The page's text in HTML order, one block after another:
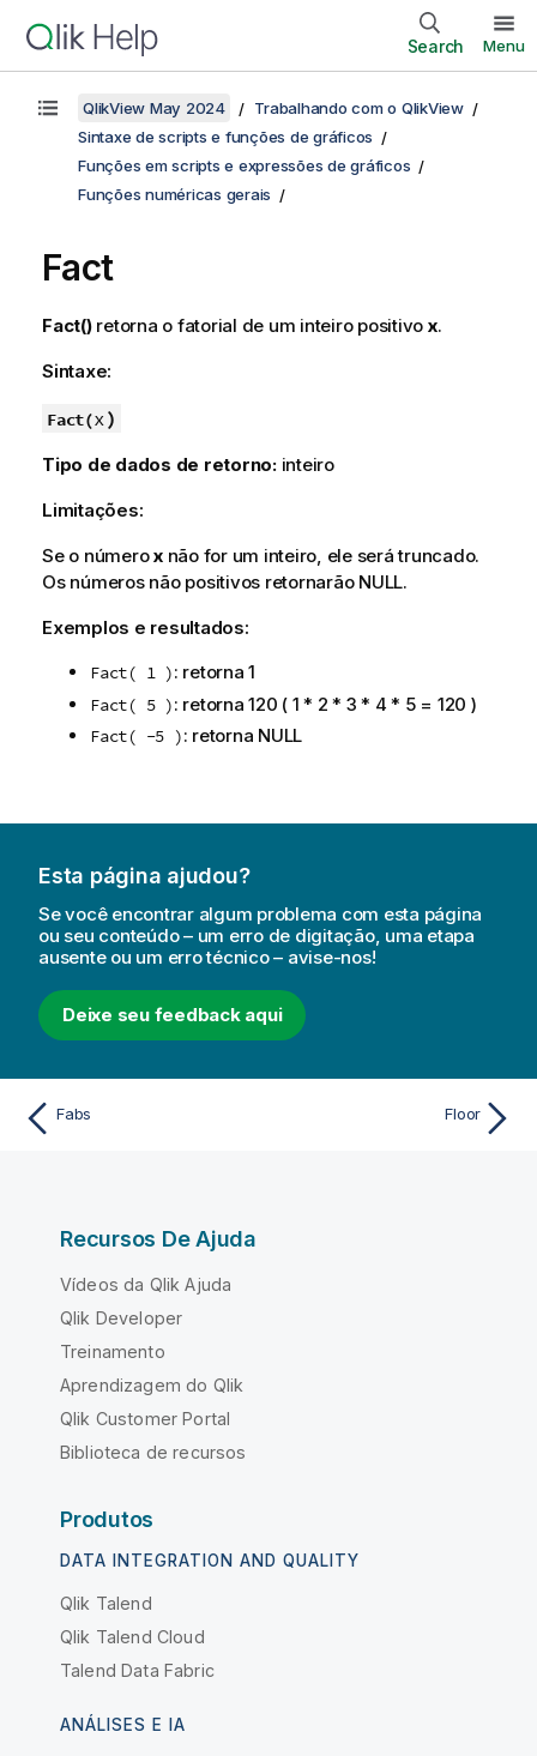
Search Menu
QlikView May 2024
Trabalhando com o QlikView
Sintaxe de scripts e funções de gráficos
Funções em scripts e expressões de gráficos
Funções numéricas gerais
Fact
Fact()retorna o fatorial de um inteiro positivo x.
Sintaxe:
Fact(x)
Tipo de dados de retorno: inteiro
Limitações:
Se o númeroxnão for um inteiro, ele será truncado.
Os números não positivos retornarão NULL.
Exemplos e resultados:
Fact( 1 ): retorna 1
Fact( 5 ): retorna 120 ( 1 * 2 * 3 * 4 * 5 = 120 )
Fact( -5 ): retorna NULL
Esta página ajudou?
Se você encontrar algum problema com esta página
ou seu conteúdo – um erro de digitação, uma etapa
ausente ou um erro técnico – avise-nos!
Deixe seu feedback aqui
Fabs Floor
Recursos De Ajuda
Vídeos da Qlik Ajuda
Qlik Developer
Treinamento
Aprendizagem do Qlik
Qlik Customer Portal
Biblioteca de recursos
Produtos
DATA INTEGRATION AND QUALITY
Qlik Talend
Qlik Talend Cloud
Talend Data Fabric
ANÁLISES E IA